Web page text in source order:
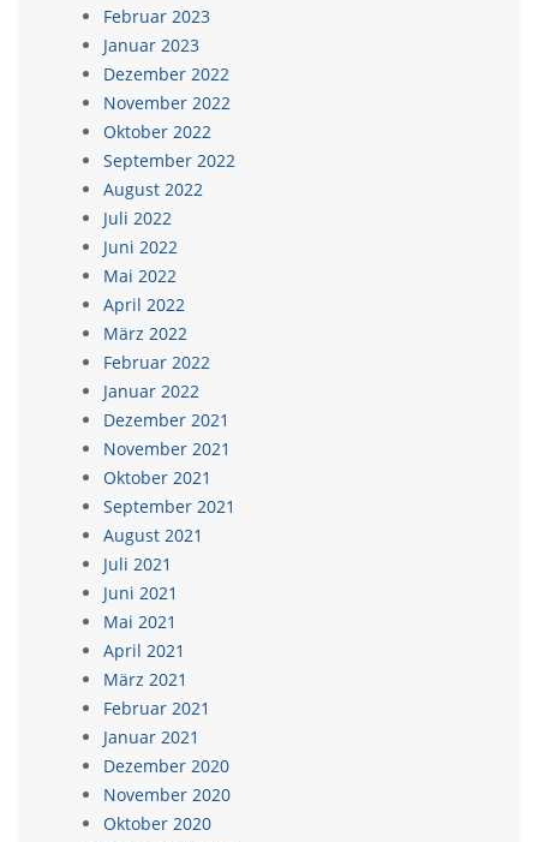
Februar 2023
Januar 2023
Dezember 2022
November 2022
Oktober 2022
September 2022
August 2022
Juli 2022
Juni 2022
Mai 2022
April 2022
März 2022
Februar 2022
Januar 2022
Dezember 2021
November 2021
Oktober 2021
September 2021
August 2021
Juli 2021
Juni 2021
Mai 2021
April 2021
März 2021
Februar 2021
Januar 2021
Dezember 2020
November 2020
Oktober 2020